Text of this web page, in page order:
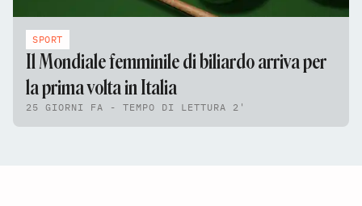
SPORT
Il Mondiale femminile di biliardo arriva per
la prima volta in Italia
25 GIORNI FA - TEMPO DI LETTURA 2'